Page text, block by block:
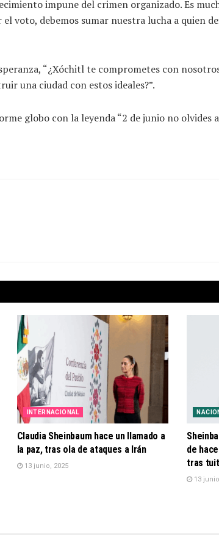
impune del crimen organizado. Es
voto, debemos sumar nuestra lucha a quien
“¿Xóchitl te comprometes con
una ciudad con estos ideales?”.
globo con la leyenda “2 de junio no olvides
INTERNACIONAL
Claudia Sheinbaum hace un llamado a
la paz, tras ola de ataques a Irán
13 junio, 2025
de
tras tuit
13